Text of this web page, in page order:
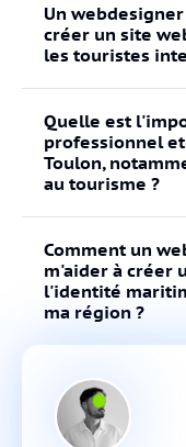
Un
créer un site
les touristes
Quelle est
professionnel
Toulon,
au tourisme ?
Comment un
m'aider à créer
l'identité
ma région ?